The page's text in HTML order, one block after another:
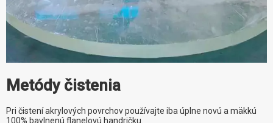
Metódy čistenia
Pri čistení akrylových povrchov používajte iba úplne novú a mäkkú
100% bavlnenú flanelovú handričku.